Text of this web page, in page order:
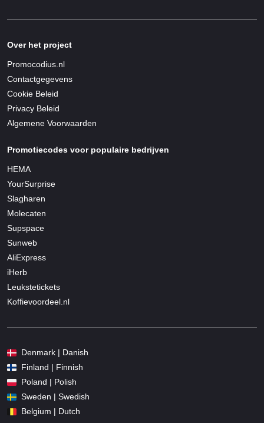
Over het project
Promocodius.nl
Contactgegevens
Cookie Beleid
Privacy Beleid
Algemene Voorwaarden
Promotiecodes voor populaire bedrijven
HEMA
YourSurprise
Slagharen
Molecaten
Supspace
Sunweb
AliExpress
iHerb
Leukstetickets
Koffievoordeel.nl
Denmark | Danish
Finland | Finnish
Poland | Polish
Sweden | Swedish
Belgium | Dutch